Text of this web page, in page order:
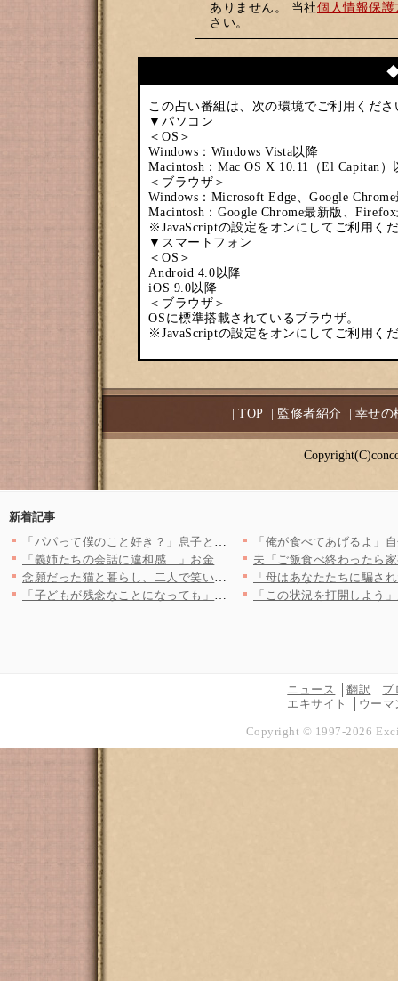
ありません。 当社個人情報保護
さい。
◆
この占い番組は、次の環境でご利用くださ
▼パソコン
＜OS＞
Windows：Windows Vista以降
Macintosh：Mac OS X 10.11（El Capitan）
＜ブラウザ＞
Windows：Microsoft Edge、Google
Macintosh：Google Chrome最新版、
※JavaScriptの設定をオンにしてご利用く
▼スマートフォン
＜OS＞
Android 4.0以降
iOS 9.0以降
＜ブラウザ＞
OSに標準搭載されているブラウザ。
※JavaScriptの設定をオンにしてご利用く
|TOP 監修者紹介 幸せの
新着記事
「パパって僕のこと好き？」息子との約束も平気で破る夫…傷つく息…
「義姉たちの会話に違和感…」お金持ちの義実家争奪戦が勃発！ 戦…
念願だった猫と暮らし、二人で笑い合う日々——少しずつ積み重ねて…
「子どもが残念なことになっても」社長ならメンタル強くないと…嫌…
ニュース 翻訳
ブ
エキサイト
ウー
Copyright © 1997-2026